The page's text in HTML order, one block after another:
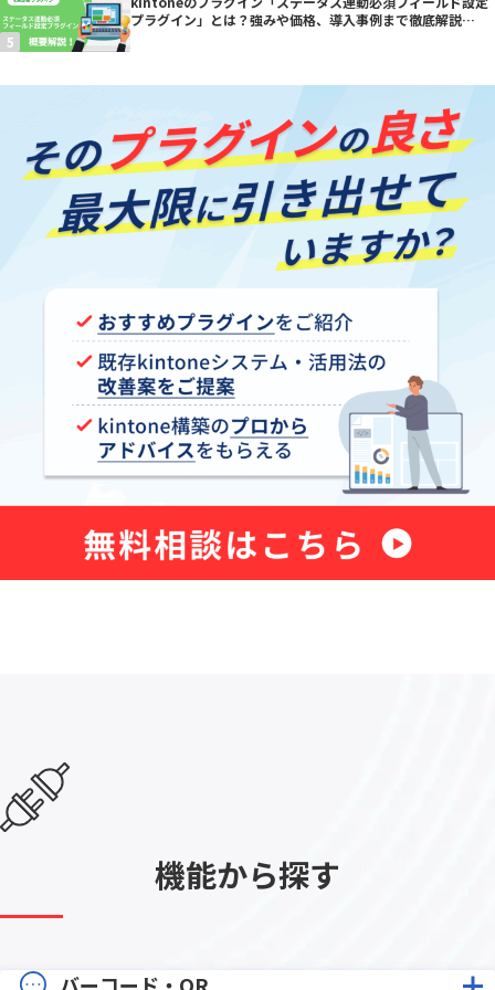
プラグイン」とは？強みや価格、導入事例まで徹底解説
機能から探す
バーコード・QR